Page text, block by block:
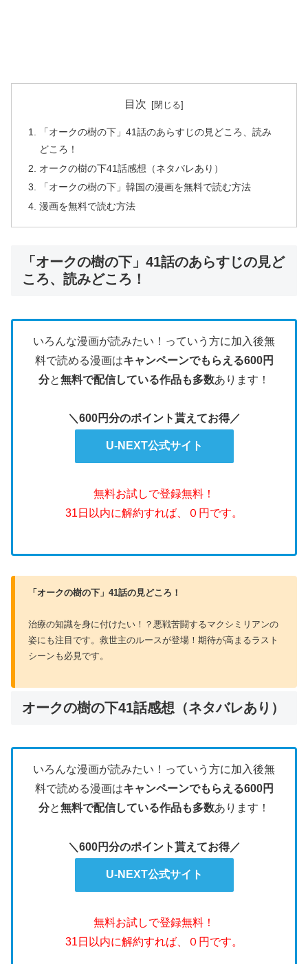
目次
「オークの樹の下」41話のあらすじの見どころ、読み
どころ！
オークの樹の下41話感想（ネタバレあり）
「オークの樹の下」韓国の漫画を無料で読む方法
漫画を無料で読む方法
「オークの樹の下」41話のあらすじの見ど
ころ、読みどころ！
いろんな漫画が読みたい！っていう方に加入後無
料で読める漫画はキャンペーンでもらえる600円
分と無料で配信している作品も多数あります！
＼600円分のポイント貰えてお得／
U-NEXT公式サイト
無料お試しで登録無料！
31日以内に解約すれば、０円です。
「オークの樹の下」41話の見どころ！
治療の知識を身に付けたい！？悪戦苦闘するマクシミリアンの
姿にも注目です。救世主のルースが登場！期待が高まるラスト
シーンも必見です。
オークの樹の下41話感想（ネタバレあり）
いろんな漫画が読みたい！っていう方に加入後無
料で読める漫画はキャンペーンでもらえる600円
分と無料で配信している作品も多数あります！
＼600円分のポイント貰えてお得／
U-NEXT公式サイト
無料お試しで登録無料！
31日以内に解約すれば、０円です。